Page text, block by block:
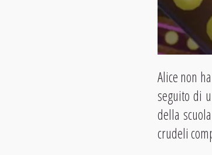
Alice non
seguito di
della
crudeli